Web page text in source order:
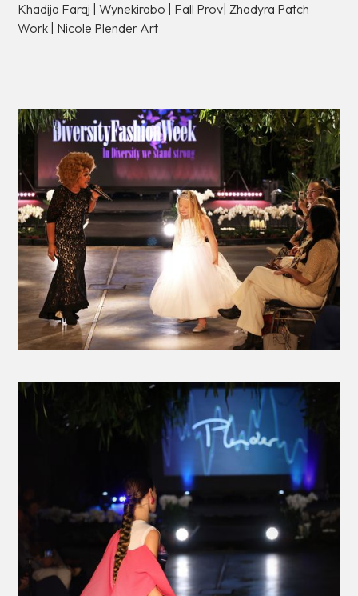
Khadija Faraj Wynekirabo Fall Prov| Zhadyra Patch
Work Nicole Plender Art